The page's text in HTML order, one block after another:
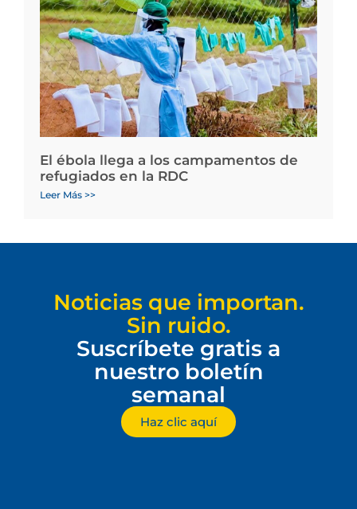
El ébola llega a los campamentos de
refugiados en la RDC
Leer Más >>
Noticias que importan.
Sin ruido.
Suscríbete gratis a
nuestro boletín
semanal
Haz clic aquí